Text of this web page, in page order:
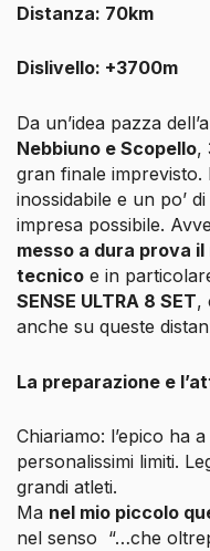
Distanza: 70km
Dislivello: +3700m
Da un’idea pazza
Nebbiuno e Scopello,
gran finale
inossidabile e un po’
impresa possibile.
messo a dura prova
tecnico e in
SENSE ULTRA 8 SET,
anche su queste
La preparazione e
Chiariamo: l’epico ha
personalissimi limiti.
grandi atleti.
Ma nel mio piccolo
nel senso “…che